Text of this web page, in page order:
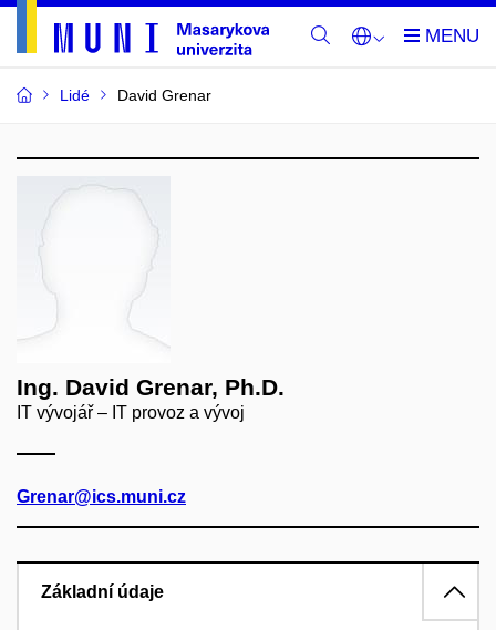
Lidé David Grenar
Ing. David Grenar, Ph.D.
IT vývojář – IT provoz a vývoj
Grenar@ics.muni.cz
Základní údaje